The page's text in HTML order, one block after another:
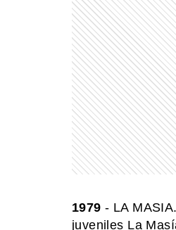
1979 - LA
juveniles La